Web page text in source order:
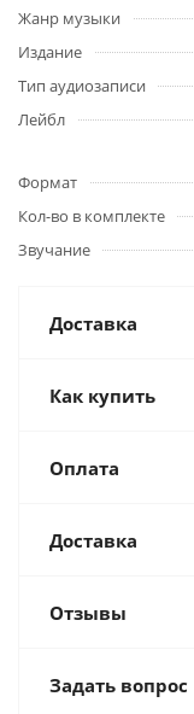
Жанр музыки
Издание
Тип аудиозаписи
Лейбл
Формат
Кол-во в комплекте
Звучание
Доставка
Как купить
Оплата
Доставка
Отзывы
Задать вопрос